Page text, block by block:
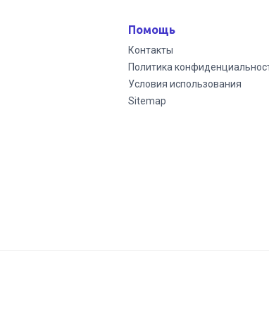
Помощь
Контакты
Политика
Условия использования
Sitemap